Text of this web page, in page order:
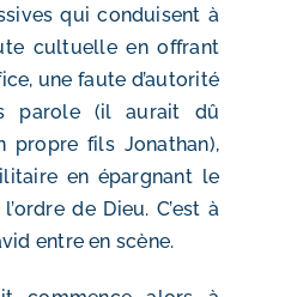
qui conduisent à
cultuelle en offrant
une faute d’autorité
parole (il aurait dû
propre fils Jonathan),
en épargnant le
de Dieu. C’est à
entre en scène.